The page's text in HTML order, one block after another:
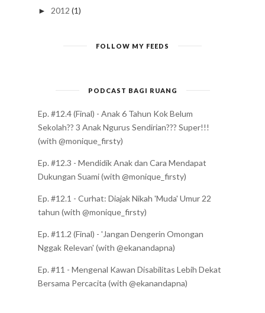
► 2012 (1)
FOLLOW MY FEEDS
PODCAST BAGI RUANG
Ep. #12.4 (Final) - Anak 6 Tahun Kok Belum
Sekolah?? 3 Anak Ngurus Sendirian??? Super!!!
(with @monique_firsty)
Ep. #12.3 - Mendidik Anak dan Cara Mendapat
Dukungan Suami (with @monique_firsty)
Ep. #12.1 - Curhat: Diajak Nikah 'Muda' Umur 22
tahun (with @monique_firsty)
Ep. #11.2 (Final) - 'Jangan Dengerin Omongan
Nggak Relevan' (with @ekanandapna)
Ep. #11 - Mengenal Kawan Disabilitas Lebih Dekat
Bersama Percacita (with @ekanandapna)